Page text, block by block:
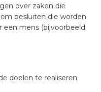
over zaken die
besluiten die worden
een mens (bijvoorbeeld
doelen te realiseren